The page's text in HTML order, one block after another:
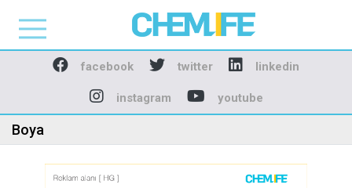
Chemlife - Basılı ve
facebook twitter linkedin
instagram youtube
Boya